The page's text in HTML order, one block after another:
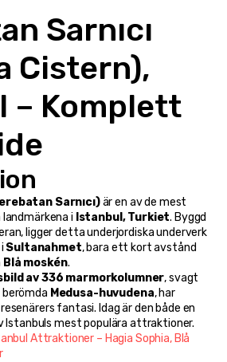
Sarnıcı
Cistern),
– Komplett
Sarnıcı) är en av de mest
i Istanbul, Turkiet. Byggd
ligger detta underjordiska underverk
Sultanahmet, bara ett kort avstånd
Blå moskén.
av 336 marmorkolumner, svagt
Medusa-huvudena, har
fantasi. Idag är den både en
Istanbuls mest populära attraktioner.
Attraktioner – Hagia Sophia, Blå